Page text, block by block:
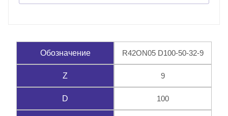
Обозначение R42ON05 D100-50-32-9
Z 9
D 100